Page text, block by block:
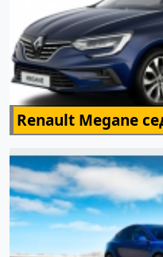
Renault Megane